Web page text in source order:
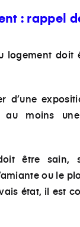
: rappel
logement doit
d’une
au moins
être sain,
ou le
état, il est